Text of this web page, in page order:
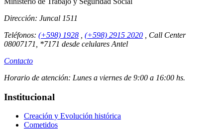
Dirección: Juncal 1511
Teléfonos: (+598) 1928 (+598) 2915 2020
Call Center
08007171, *7171 desde celulares Antel
Contacto
Horario de atención: Lunes a viernes de 9:00 a 16:00 hs.
Institucional
Creación y Evolución histórica
Cometidos